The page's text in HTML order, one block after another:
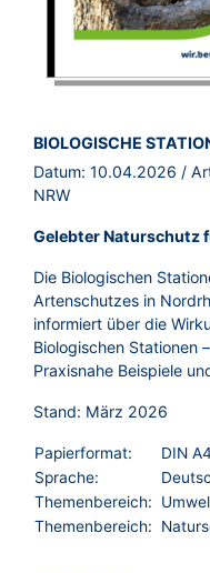
BROSCHÜRE:
BIOLOGISCHE
Datum: 10.04.2026 /
NRW
Gelebter Naturschutz
Die Biologischen
Artenschutzes in
informiert über die
Biologischen Stationen
Praxisnahe Beispiele
Stand: März 2026
Papierformat:
DIN A4
Sprache:
Themenbereich:
Themenbereich: